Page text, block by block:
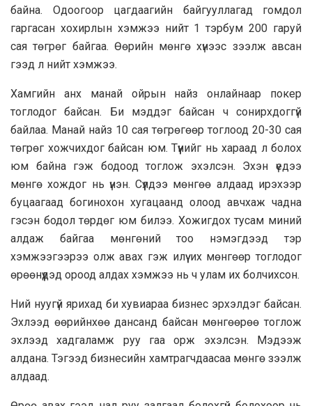
байна. Одоогоор цагдаагийн байгууллагад гомдол
гаргасан хохирлын хэмжээ нийт 1 тэрбум 200 гаруй
сая төгрөг байгаа. Өөрийн мөнгө хүнээс зээлж авсан
гээд л нийт хэмжээ.
Хамгийн анх манай ойрын найз онлайнаар покер
тоглодог байсан. Би мэддэг байсан ч сонирхдоггүй
байлаа. Манай найз 10 сая төгрөгөөр тоглоод 20-30 сая
төгрөг хожчихдог байсан юм. Түүнийг нь хараад л болох
юм байна гэж бодоод тоглож эхэлсэн. Эхэн үедээ
мөнгө хождог нь үнэн. Сүүлдээ мөнгөө алдаад ирэхээр
буцаагаад богинохон хугацаанд олоод авчхаж чадна
гэсэн бодол төрдөг юм билээ. Хожигдох тусам миний
алдаж байгаа мөнгөний тоо нэмэгдээд тэр
хэмжээгээрээ олж авах гэж илүү их мөнгөөр тоглодог
өрөөнүүдэд ороод алдах хэмжээ нь ч улам их болчихсон.
Ний нуугүй ярихад би хувиараа бизнес эрхэлдэг байсан.
Эхлээд өөрийнхөө дансанд байсан мөнгөөрөө тоглож
эхлээд хадгаламж руу гаа орж эхэлсэн. Мэдээж
алдана. Тэгээд бизнесийн хамтрагчдаасаа мөнгө зээлж
алдаад.